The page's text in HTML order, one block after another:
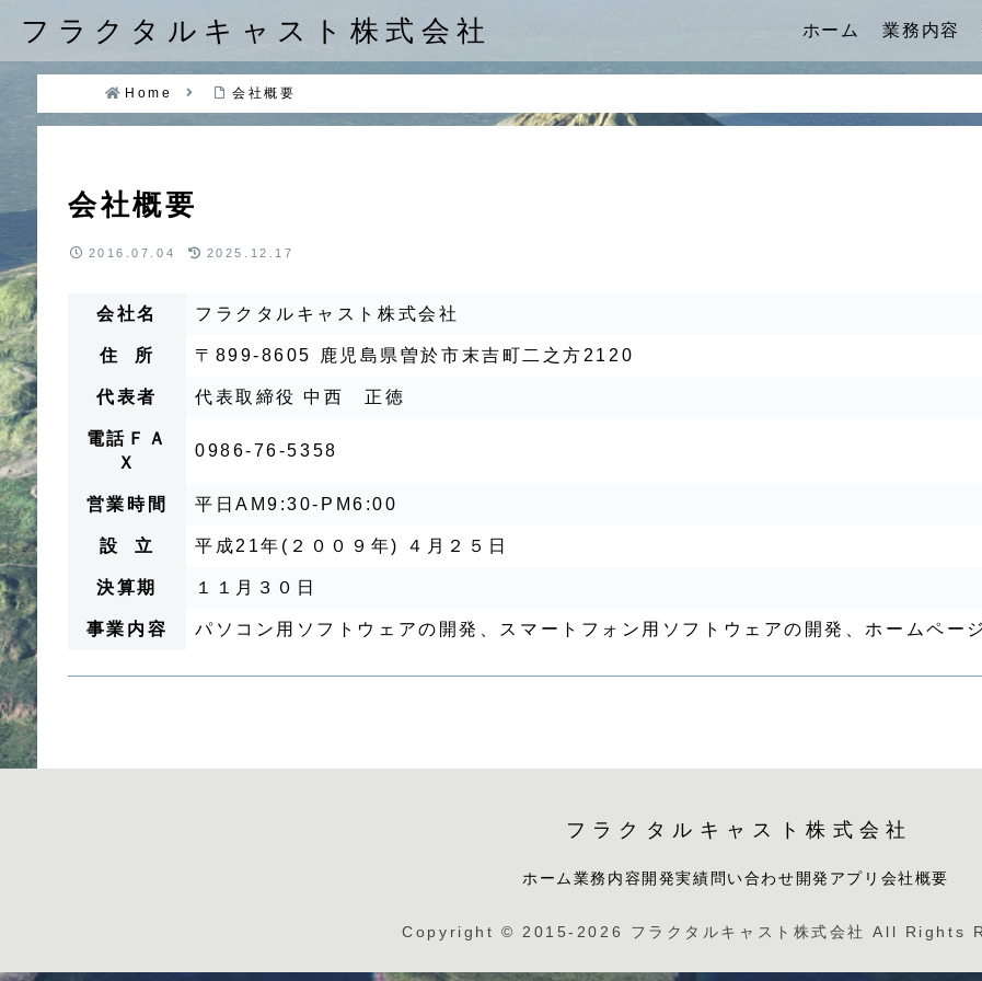
フラクタルキャスト株式会社 ホーム 業務内容
Home 会社概要
会社概要
2016.07.04 2025.12.17
会社名 フラクタルキャスト株式会社
住 所 〒899-8605 鹿児島県曽於市末吉町二之方2120
代表者 代表取締役 中西 正徳
電話ＦＡ
Ｘ
0986-76-5358
営業時間 平日AM9:30-PM6:00
設 立 平成21年(２００９年) ４月２５日
決算期 １１月３０日
事業内容 パソコン用ソフトウェアの開発、スマートフォン用ソフトウェアの開発、ホームペー
フラクタルキャスト株式会社
ホーム業務内容開発実績問い合わせ開発アプリ 会社概要
Copyright © 2015-2026 フラクタルキャスト株式会社 All Rights